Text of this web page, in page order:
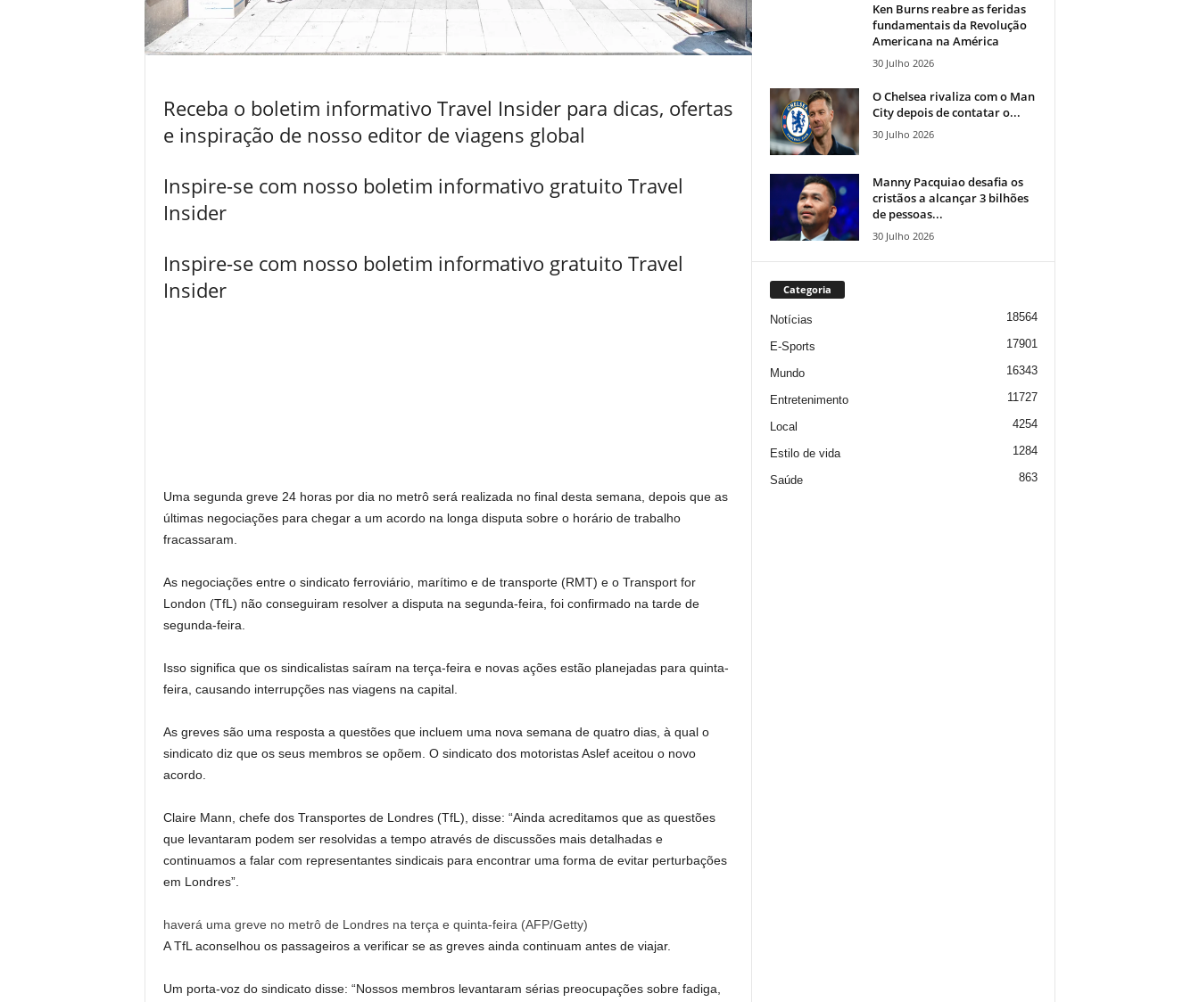
Receba o boletim informativo Travel Insider para dicas, ofertas
e inspiração de nosso editor de viagens global
Inspire-se com nosso boletim informativo gratuito Travel
Insider
Inspire-se com nosso boletim informativo gratuito Travel
Insider
Uma segunda greve 24 horas por dia no metrô será realizada no final desta semana, depois que as
últimas negociações para chegar a um acordo na longa disputa sobre o horário de trabalho
fracassaram.
As negociações entre o sindicato ferroviário, marítimo e de transporte (RMT) e o Transport for
London (TfL) não conseguiram resolver a disputa na segunda-feira, foi confirmado na tarde de
segunda-feira.
Isso significa que os sindicalistas saíram na terça-feira e novas ações estão planejadas para quinta-
feira, causando interrupções nas viagens na capital.
As greves são uma resposta a questões que incluem uma nova semana de quatro dias, à qual o
sindicato diz que os seus membros se opõem. O sindicato dos motoristas Aslef aceitou o novo
acordo.
Claire Mann, chefe dos Transportes de Londres (TfL), disse: “Ainda acreditamos que as questões
que levantaram podem ser resolvidas a tempo através de discussões mais detalhadas e
continuamos a falar com representantes sindicais para encontrar uma forma de evitar perturbações
em Londres”.
haverá uma greve no metrô de Londres na terça e quinta-feira (AFP/Getty)
A TfL aconselhou os passageiros a verificar se as greves ainda continuam antes de viajar.
Um porta-voz do sindicato disse: “Nossos membros levantaram sérias preocupações sobre fadiga,
Ken Burns reabre as feridas
fundamentais da Revolução
Americana na América
30 Julho 2026
O Chelsea rivaliza com o Man
City depois de contatar o...
30 Julho 2026
Manny Pacquiao desafia os
cristãos a alcançar 3 bilhões
de pessoas...
30 Julho 2026
Categoria
Notícias 18564
E-Sports 17901
Mundo 16343
Entretenimento 11727
Local 4254
Estilo de vida 1284
Saúde 863